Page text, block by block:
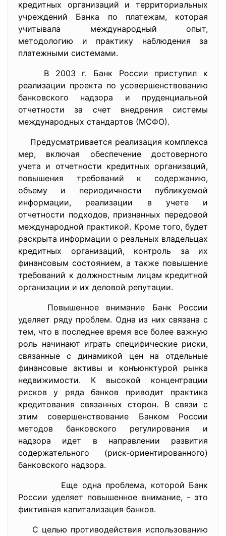
кредитных организаций и территориальных
учреждений Банка по платежам, которая
учитывала международный опыт,
методологию и практику наблюдения за
платежными системами.
В 2003 г. Банк России приступил к
реализации проекта по усовершенствованию
банковского надзора и пруденциальной
отчетности за счет внедрения системы
международных стандартов (МСФО).
Предусматривается реализация комплекса
мер, включая обеспечение достоверного
учета и отчетности кредитных организаций,
повышения требований к содержанию,
объему и периодичности публикуемой
информации, реализации в учете и
отчетности подходов, признанных передовой
международной практикой. Кроме того, будет
раскрыта информации о реальных владельцах
кредитных организаций, контроль за их
финансовым состоянием, а также повышение
требований к должностным лицам кредитной
организации и их деловой репутации.
Повышенное внимание Банк России
уделяет ряду проблем. Одна из них связана с
тем, что в последнее время все более важную
роль начинают играть специфические риски,
связанные с динамикой цен на отдельные
финансовые активы и конъюнктурой рынка
недвижимости. К высокой концентрации
рисков у ряда банков приводит практика
кредитования связанных сторон. В связи с
этим совершенствование Банком России
методов банковского регулирования и
надзора идет в направлении развития
содержательного (риск-ориентированного)
банковского надзора.
Еще одна проблема, которой Банк
России уделяет повышенное внимание, - это
фиктивная капитализация банков.
С целью противодействия использованию